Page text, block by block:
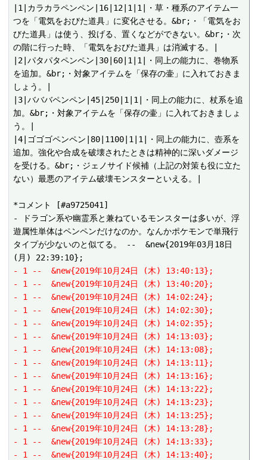
|1|カラカラペンペン|16|12|1|1|・草・種系のアイテム一
つを「電気をおびた道具」に変化させる。&br;・「電気をお
びた道具」は使う、投げる、置くなどができない。&br;・次
の階に行った時、「電気をおびた道具」は消滅する。|
|2|パタパタペンペン|30|60|1|1|・同上の能力に、巻物系
を追加。&br;・対象アイテムを「保存の壷」に入れておきま
しょう。|
|3|バババペンペン|45|250|1|1|・同上の能力に、杖系を追
加。&br;・対象アイテムを「保存の壷」に入れておきましょ
う。|
|4|ゴゴゴペンペン|80|1100|1|1|・同上の能力に、壺系を
追加。強化や合成を破壊されたときは精神的に深いダメージ
を受ける。&br;・ジェノサイド候補（上記の対策も役に立た
ない）最悪のアイテム破壊モンスターといえる。|
*コメント [#a9725041]
- ドラゴン系や幽霊系と兼ねているモンスターは多いが、浮
遊属性単体はペンペンだけなのか。なんかポケモンで単飛行
タイプが少ないのと似てる。 --  &new{2019年03月18日
- 1 --  &new{2019年10月24日 (木) 13:40:13};
- 1 --  &new{2019年10月24日 (木) 13:40:20};
- 1 --  &new{2019年10月24日 (木) 14:02:24};
- 1 --  &new{2019年10月24日 (木) 14:02:30};
- 1 --  &new{2019年10月24日 (木) 14:02:35};
- 1 --  &new{2019年10月24日 (木) 14:13:03};
- 1 --  &new{2019年10月24日 (木) 14:13:08};
- 1 --  &new{2019年10月24日 (木) 14:13:11};
- 1 --  &new{2019年10月24日 (木) 14:13:16};
- 1 --  &new{2019年10月24日 (木) 14:13:22};
- 1 --  &new{2019年10月24日 (木) 14:13:23};
- 1 --  &new{2019年10月24日 (木) 14:13:25};
- 1 --  &new{2019年10月24日 (木) 14:13:28};
- 1 --  &new{2019年10月24日 (木) 14:13:33};
- 1 --  &new{2019年10月24日 (木) 14:13:40};